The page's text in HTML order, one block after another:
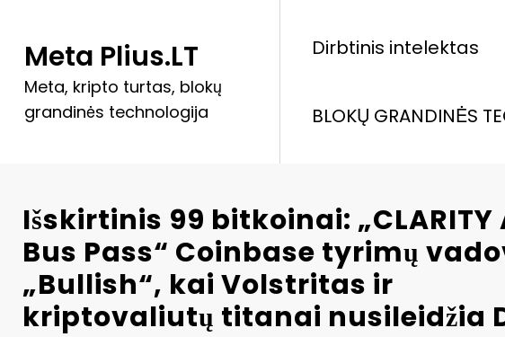
contentMeta Plius.LT
Meta, kripto turtas, blokų
grandinės technologija
Dirbtinis intelektas
BLOKŲ GRANDINĖS
Išskirtinis 99 bitkoinai: „CLARITY
Bus Pass“ Coinbase tyrimų
„Bullish“, kai Volstritas ir
kriptovaliutų titanai nusileidžia